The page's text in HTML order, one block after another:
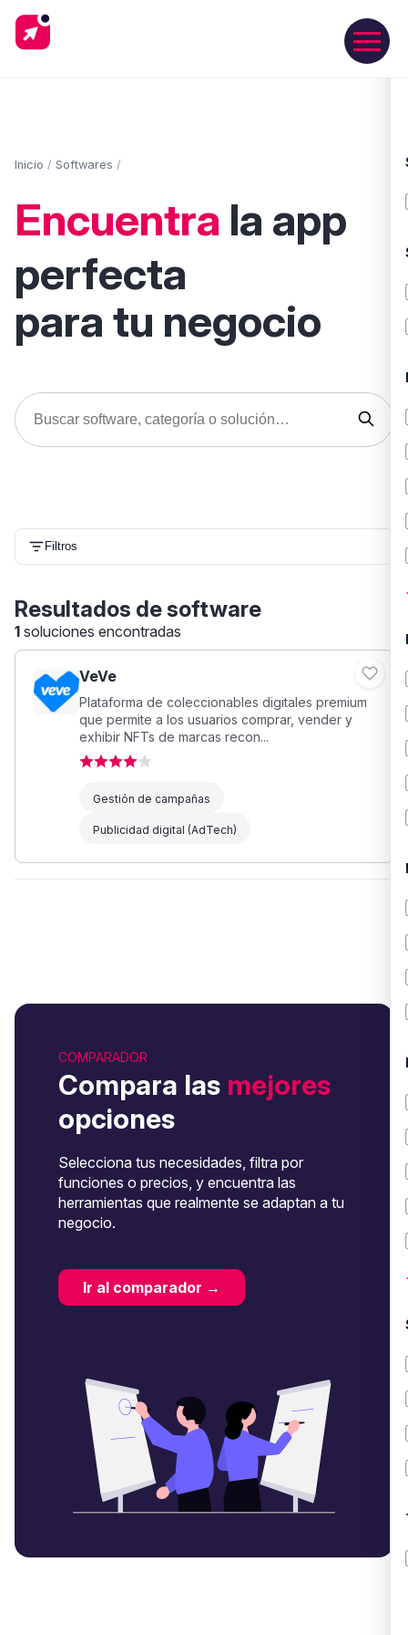
Inicio / Softwares /
Encuentra la app
perfecta
para tu negocio
Filtros
Resultados de software
1 soluciones encontradas
VeVe
Plataforma de coleccionables digitales premium
que permite a los usuarios comprar, vender y
exhibir NFTs de marcas recon...
Gestión de campañas
Publicidad digital (AdTech)
COMPARADOR
Compara las mejores
opciones
Selecciona tus necesidades, filtra por
funciones o precios, y encuentra las
herramientas que realmente se adaptan a tu
negocio.
Ir al comparador →